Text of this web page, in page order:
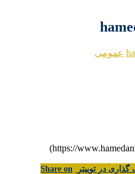
عمومی
گذاری در توییتر
Share on